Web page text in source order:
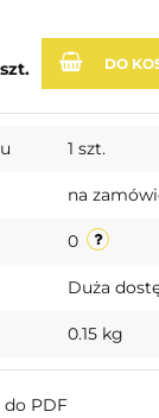
szt. DO
1 szt.
na
0
Duża
0.15 kg
PDF